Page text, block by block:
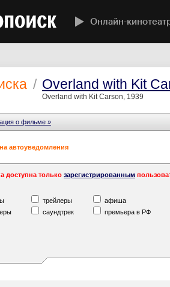
Онлайн-
/ Overland with Kit
Overland with Kit Carson, 1939
o фильме »
автоуведомления
доступна только зарегистрированным
трейлеры
афиша
саундтрек премьера в РФ